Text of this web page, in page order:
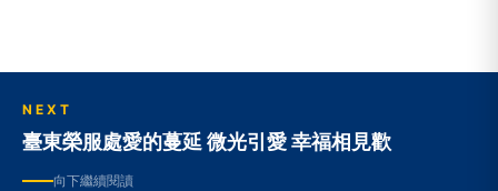
NEXT
臺東榮服處愛的蔓延 微光引愛 幸福相見歡
向下繼續閱讀